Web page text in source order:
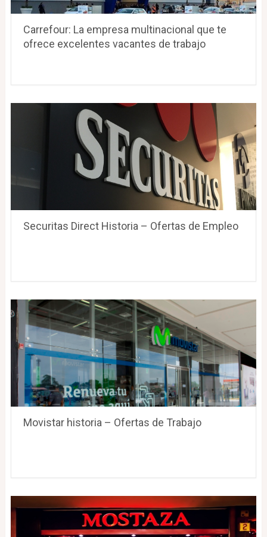
Carrefour: La empresa multinacional que te
ofrece excelentes vacantes de trabajo
Securitas Direct Historia – Ofertas de Empleo
Movistar historia – Ofertas de Trabajo